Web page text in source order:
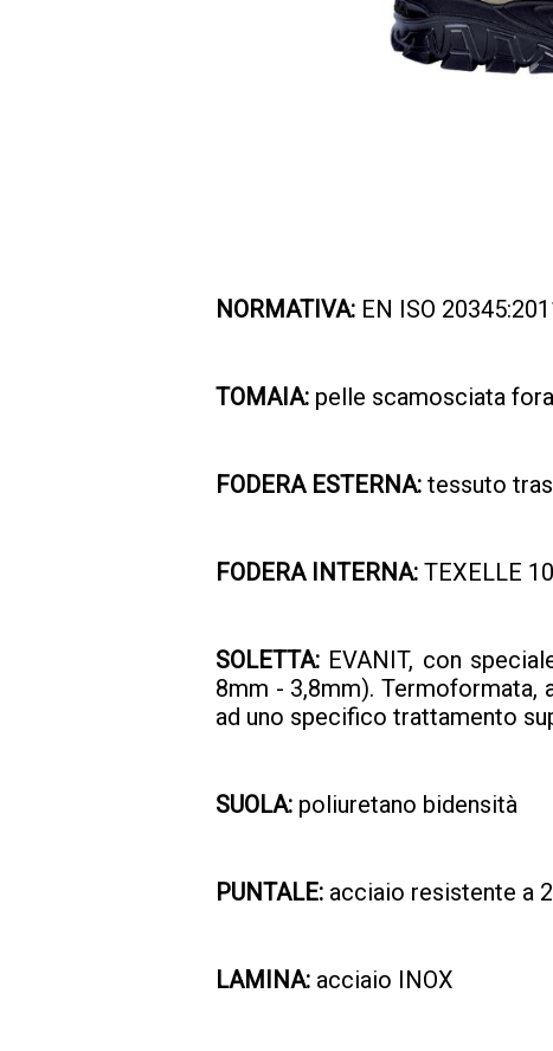
NORMATIVA: EN ISO
TOMAIA: pelle scamosciata
FODERA ESTERNA: tessuto
FODERA INTERNA: TEXELLE
SOLETTA: EVANIT, con
8mm - 3,8mm).
ad uno specifico trattamento
SUOLA: poliuretano bidensità
PUNTALE: acciaio resistente a
LAMINA: acciaio INOX